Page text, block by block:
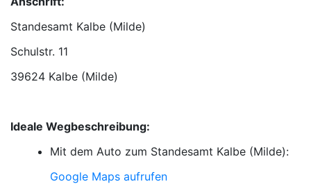
Standesamt Kalbe (Milde)
39624 Kalbe (Milde)
Ideale Wegbeschreibung:
Mit dem Auto zum Standesamt Kalbe (Milde):
Google Maps aufrufen